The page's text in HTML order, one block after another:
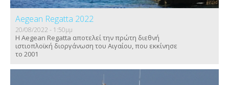
Aegean Regatta 2022
20/08/2022 - 1:50μμ
Η Aegean Regatta αποτελεί την πρώτη διεθνή
ιστιοπλοϊκή διοργάνωση του Αιγαίου, που εκκίνησε
το 2001